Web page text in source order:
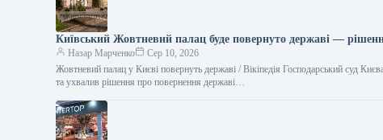
Київський Жовтневий палац буде повернуто державі —
Назар Марченко
Сер 10, 2026
Жовтневий палац у Києві повернуть державі / Вікіпедія Господарський суд
та ухвалив рішення про повернення державі…